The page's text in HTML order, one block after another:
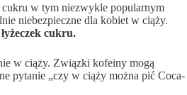
w tym niezwykle popularnym
niebezpieczne dla kobiet w ciąży.
cukru.
w ciąży. Związki kofeiny mogą
pytanie „czy w ciąży można pić Coca-